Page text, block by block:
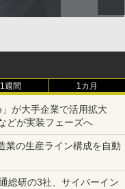
1週間 1カ月
」が大手企業で活用拡大
どが実装フェーズへ
業の生産ライン構成を自動
総研の3社、サイバーイン